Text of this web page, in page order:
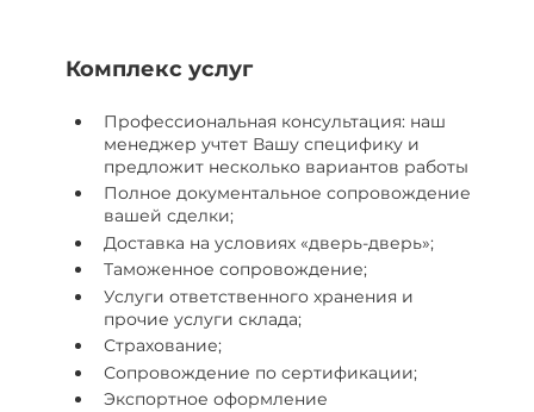
Комплекс услуг
Профессиональная консультация: наш
менеджер учтет Вашу специфику и
предложит несколько вариантов работы
Полное документальное сопровождение
вашей сделки;
Доставка на условиях «дверь-дверь»;
Таможенное сопровождение;
Услуги ответственного хранения и
прочие услуги склада;
Страхование;
Сопровождение по сертификации;
Экспортное оформление